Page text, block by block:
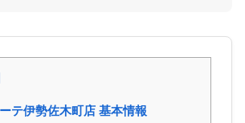
テ伊勢佐木町店 基本情報